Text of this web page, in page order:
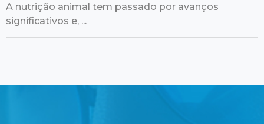
A nutrição animal tem passado por avanços
significativos e, ...